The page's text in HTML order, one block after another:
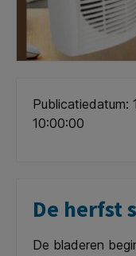
Publicatiedatum:
10:00:00
De herfst
De bladeren